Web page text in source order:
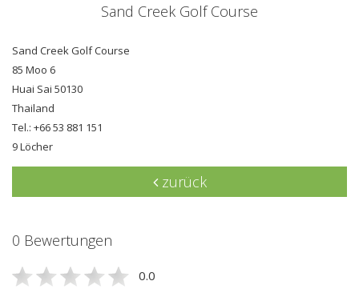
Sand Creek Golf Course
Sand Creek Golf Course
85 Moo 6
Huai Sai 50130
Thailand
Tel.: +66 53 881 151
9 Löcher
zurück
0 Bewertungen
0.0